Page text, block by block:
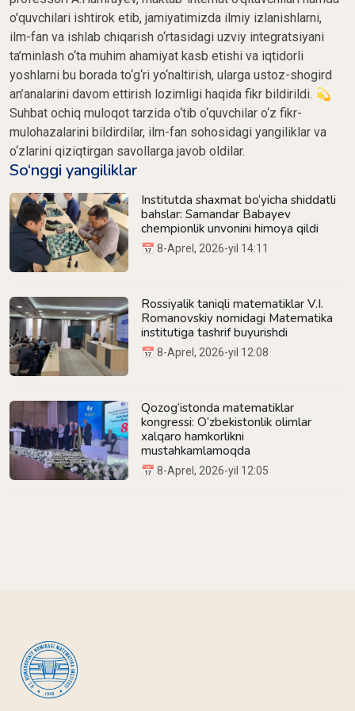
o'quvchilari ishtirok etib, jamiyatimizda ilmiy izlanishlarni,
ilm-fan va ishlab chiqarish o‘rtasidagi uzviy integratsiyani
ta’minlash o‘ta muhim ahamiyat kasb etishi va iqtidorli
yoshlarni bu borada to‘g‘ri yo‘naltirish, ularga ustoz-shogird
an’analarini davom ettirish lozimligi haqida fikr bildirildi. 💫
Suhbat ochiq muloqot tarzida o‘tib o‘quvchilar o‘z fikr-
mulohazalarini bildirdilar, ilm-fan sohosidagi yangiliklar va
o‘zlarini qiziqtirgan savollarga javob oldilar.
So‘nggi yangiliklar
Institutda shaxmat bo‘yicha shiddatli
bahslar: Samandar Babayev
chempionlik unvonini himoya qildi
📅 8-Aprel, 2026-yil 14:11
Rossiyalik taniqli matematiklar V.I.
Romanovskiy nomidagi Matematika
institutiga tashrif buyurishdi
📅 8-Aprel, 2026-yil 12:08
Qozog‘istonda matematiklar
kongressi: O‘zbekistonlik olimlar
xalqaro hamkorlikni
mustahkamlamoqda
📅 8-Aprel, 2026-yil 12:05